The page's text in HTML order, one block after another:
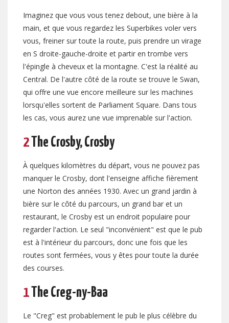
Imaginez que vous vous tenez debout, une bière à la
main, et que vous regardez les Superbikes voler vers
vous, freiner sur toute la route, puis prendre un virage
en S droite-gauche-droite et partir en trombe vers
l'épingle à cheveux et la montagne. C'est la réalité au
Central. De l'autre côté de la route se trouve le Swan,
qui offre une vue encore meilleure sur les machines
lorsqu'elles sortent de Parliament Square. Dans tous
les cas, vous aurez une vue imprenable sur l'action.
2 The Crosby, Crosby
À quelques kilomètres du départ, vous ne pouvez pas
manquer le Crosby, dont l'enseigne affiche fièrement
une Norton des années 1930. Avec un grand jardin à
bière sur le côté du parcours, un grand bar et un
restaurant, le Crosby est un endroit populaire pour
regarder l'action. Le seul "inconvénient" est que le pub
est à l'intérieur du parcours, donc une fois que les
routes sont fermées, vous y êtes pour toute la durée
des courses.
1 The Creg-ny-Baa
Le "Creg" est probablement le pub le plus célèbre du